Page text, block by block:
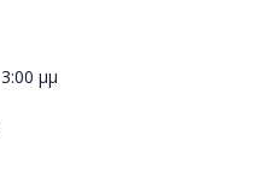
3:00 μμ